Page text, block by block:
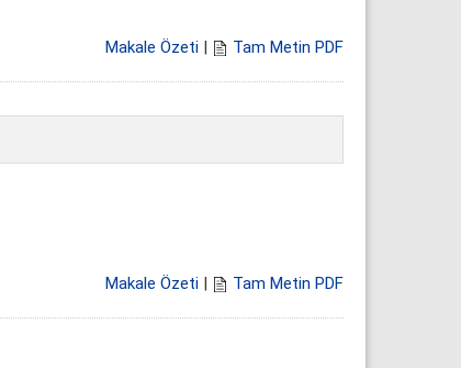
Makale Özeti| Tam Metin PDF
Makale Özeti| Tam Metin PDF